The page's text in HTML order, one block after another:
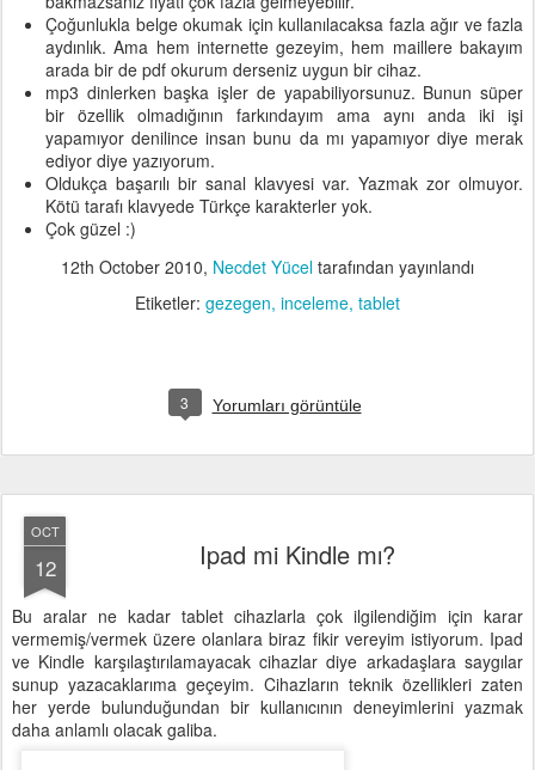
Çoğunlukla belge okumak için kullanılacaksa fazla ağır ve fazla
aydınlık. Ama hem internette gezeyim, hem maillere bakayım
arada bir de pdf okurum derseniz uygun bir cihaz.
mp3 dinlerken başka işler de yapabiliyorsunuz. Bunun süper
bir özellik olmadığının farkındayım ama aynı anda iki işi
yapamıyor denilince insan bunu da mı yapamıyor diye merak
ediyor diye yazıyorum.
Oldukça başarılı bir sanal klavyesi var. Yazmak zor olmuyor.
Kötü tarafı klavyede Türkçe karakterler yok.
Çok güzel :)
12th October 2010, Necdet Yücel tarafından yayınlandı
Etiketler: gezegen inceleme tablet
3 Yorumları görüntüle
OCT
12 Ipad mi Kindle mı?
Bu aralar ne kadar tablet cihazlarla çok ilgilendiğim için karar
vermemiş/vermek üzere olanlara biraz fikir vereyim istiyorum. Ipad
ve Kindle karşılaştırılamayacak cihazlar diye arkadaşlara saygılar
sunup yazacaklarıma geçeyim. Cihazların teknik özellikleri zaten
her yerde bulunduğundan bir kullanıcının deneyimlerini yazmak
daha anlamlı olacak galiba.